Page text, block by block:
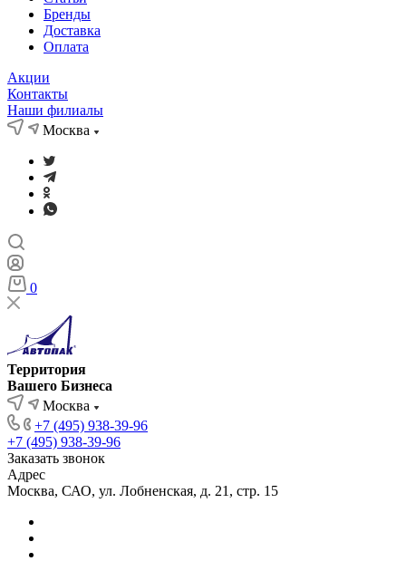
Бренды
Доставка
Оплата
Акции
Контакты
Наши филиалы
Москва
0
Территория
Вашего Бизнеса
Москва
+7 (495) 938-39-96
+7 (495) 938-39-96
Заказать звонок
Адрес
Москва, САО, ул. Лобненская, д. 21, стр. 15